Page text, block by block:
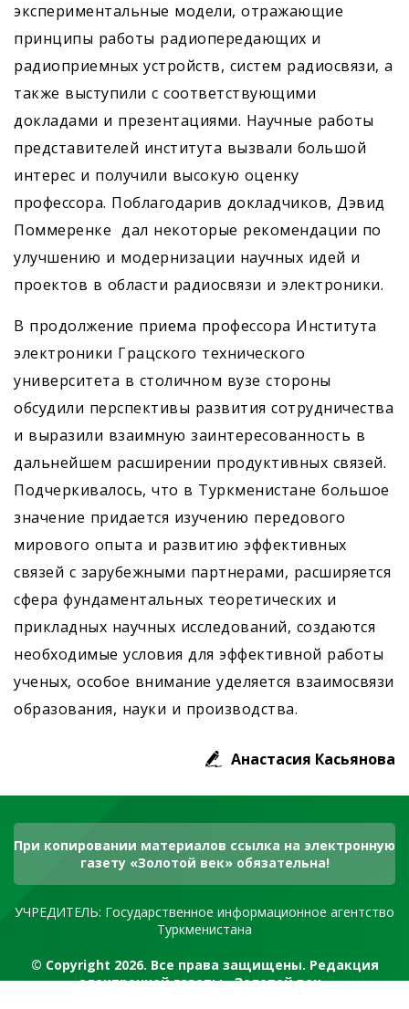
экспериментальные модели, отражающие
принципы работы радиопередающих и
радиоприемных устройств, систем радиосвязи, а
также выступили с соответствующими
докладами и презентациями. Научные работы
представителей института вызвали большой
интерес и получили высокую оценку
профессора. Поблагодарив докладчиков, Дэвид
Поммеренке дал некоторые рекомендации по
улучшению и модернизации научных идей и
проектов в области радиосвязи и электроники.
В продолжение приема профессора Института
электроники Грацского технического
университета в столичном вузе стороны
обсудили перспективы развития сотрудничества
и выразили взаимную заинтересованность в
дальнейшем расширении продуктивных связей.
Подчеркивалось, что в Туркменистане большое
значение придается изучению передового
мирового опыта и развитию эффективных
связей с зарубежными партнерами, расширяется
сфера фундаментальных теоретических и
прикладных научных исследований, создаются
необходимые условия для эффективной работы
ученых, особое внимание уделяется взаимосвязи
образования, науки и производства.
Анастасия Касьянова
При копировании материалов ссылка на электронную
газету «Золотой век» обязательна!
УЧРЕДИТЕЛЬ: Государственное информационное агентство
Туркменистана
© Copyright 2026. Все права защищены. Редакция
электронной газеты «Золотой век»